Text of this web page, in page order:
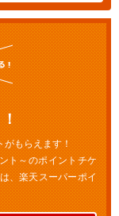
がもらえます！
ト～のポイントチケ
、楽天スーパーポイ